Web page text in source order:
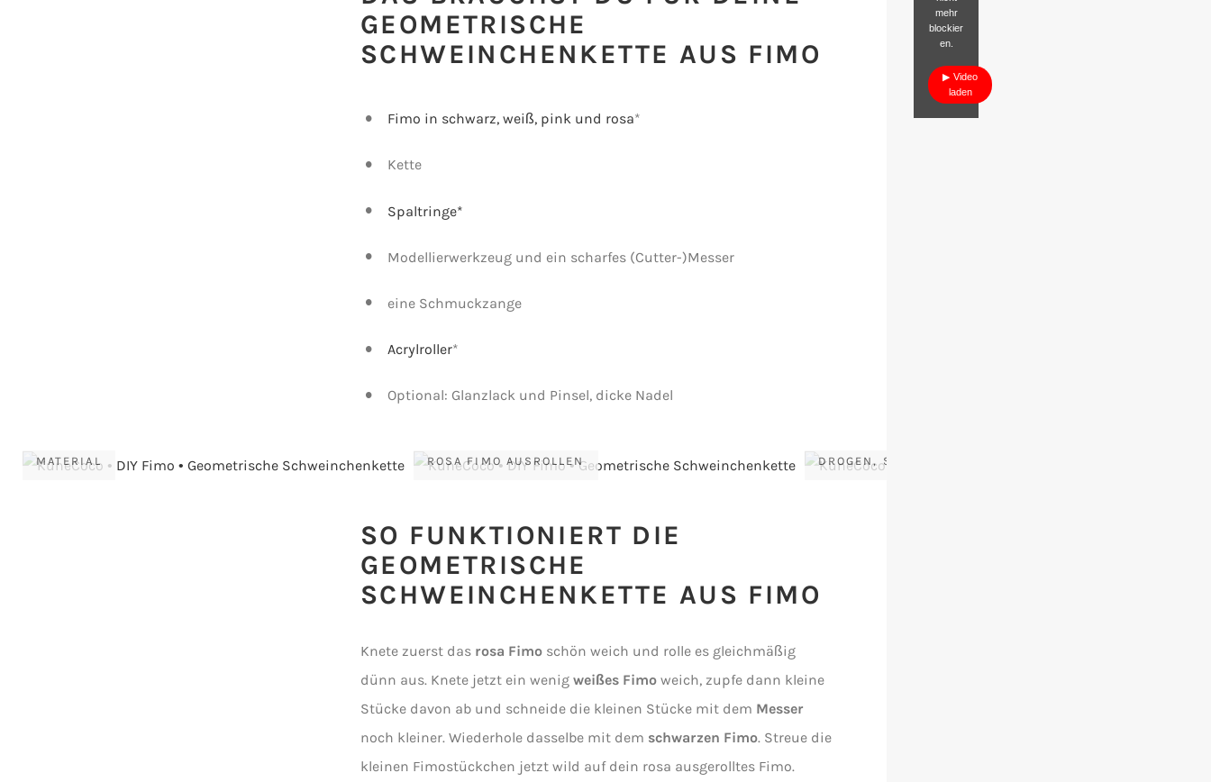
GEOMETRISCHE
SCHWEINCHENKETTE AUS FIMO
Fimo in schwarz, weiß, pink und rosa*
Kette
Spaltringe*
Modellierwerkzeug und ein scharfes (Cutter-)Messer
eine Schmuckzange
Acrylroller*
Optional: Glanzlack und Pinsel, dicke Nadel
MATERIAL ROSA FIMO AUSROLLEN
DROGEN, SCHWÖRE)
SO FUNKTIONIERT DIE
GEOMETRISCHE
SCHWEINCHENKETTE AUS FIMO
Knete zuerst das rosa Fimo schön weich und rolle es gleichmäßig
dünn aus. Knete jetzt ein wenig weißes Fimo weich, zupfe dann kleine
Stücke davon ab und schneide die kleinen Stücke mit dem Messer
noch kleiner. Wiederhole dasselbe mit dem schwarzen Fimo. Streue die
kleinen Fimostückchen jetzt wild auf dein rosa ausgerolltes Fimo.
mehr
blockier
en.
Video
laden